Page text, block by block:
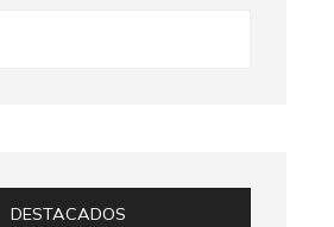
DESTACADOS